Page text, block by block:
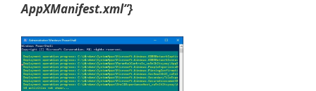
AppXManifest.xml”}